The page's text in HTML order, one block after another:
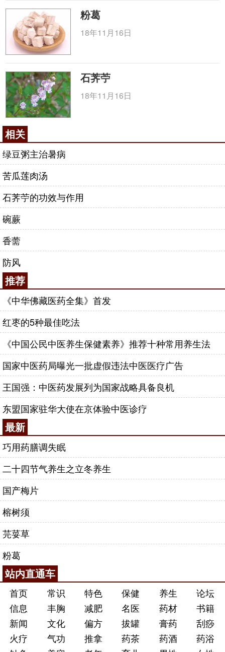
粉葛
18年11月16日
石荠苧
18年11月16日
相关
绿豆粥主治暑病
苦瓜莲肉汤
石荠苧的功效与作用
碗蕨
香薷
防风
推荐
《中华佛藏医药全集》首发
红枣的5种最佳吃法
《中国公民中医养生保健素养》推荐十种常用养生法
国家中医药局曝光一批虚假违法中医医疗广告
王国强：中医药发展列为国家战略具备良机
东盟国家驻华大使在京体验中医诊疗
最新
巧用药膳调失眠
二十四节气养生之立冬养生
国产梅片
榕树须
芫荽草
粉葛
站内直通车
首页 常识 特色 保健 养生
论坛
信息
丰胸 减肥 名医 药材
书籍
新闻
文化 偏方 拔罐 膏药
刮痧
火疗
气功 推拿 药茶 药酒
药浴